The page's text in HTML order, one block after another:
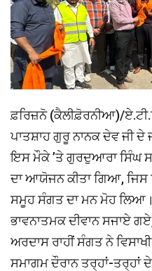
ਫ਼ਰਿਜ਼ਨੋ (ਕੈਲੀਫ਼ੋਰਨੀਆ)/
ਪਾਤਸ਼ਾਹ ਗੁਰੂ ਨਾਨਕ ਦੇਵ ਜੀ
ਇਸ ਮੌਕੇ ’ਤੇ ਗੁਰਦੁਆਰਾ ਸਿੰਘ
ਦਾ ਆਯੋਜਨ ਕੀਤਾ ਗਿਆ, ਜਿਸ
ਸਮੂਹ ਸੰਗਤ ਦਾ ਮਨ ਮੋਹ
ਭਾਵਨਾਤਮਕ ਦੀਵਾਨ ਸਜਾਏ
ਅਰਦਾਸ ਰਾਹੀਂ ਸੰਗਤ ਨੇ
ਸਮਾਗਮ ਦੌਰਾਨ ਤਰ੍ਹਾਂ-ਤਰ੍ਹਾਂ